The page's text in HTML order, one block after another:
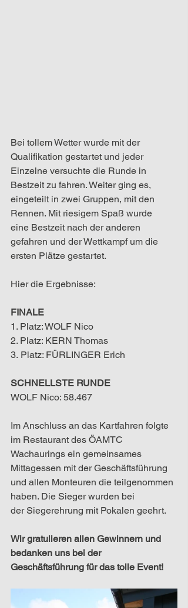
Bei tollem Wetter wurde mit der
Qualifikation gestartet und jeder
Einzelne versuchte die Runde in
Bestzeit zu fahren. Weiter ging es,
eingeteilt in zwei Gruppen, mit den
Rennen. Mit riesigem Spaß wurde
eine Bestzeit nach der anderen
gefahren und der Wettkampf um die
ersten Plätze gestartet.
Hier die Ergebnisse:
FINALE
1. Platz: WOLF Nico
2. Platz: KERN Thomas
3. Platz: FÜRLINGER Erich
SCHNELLSTE RUNDE
WOLF Nico: 58.467
Im Anschluss an das Kartfahren folgte
im Restaurant des ÖAMTC
Wachaurings ein gemeinsames
Mittagessen mit der Geschäftsführung
und allen Monteuren die teilgenommen
haben. Die Sieger wurden bei
der Siegerehrung mit Pokalen geehrt.
Wir gratulieren allen Gewinnern und
bedanken uns bei der
Geschäftsführung für das tolle Event!